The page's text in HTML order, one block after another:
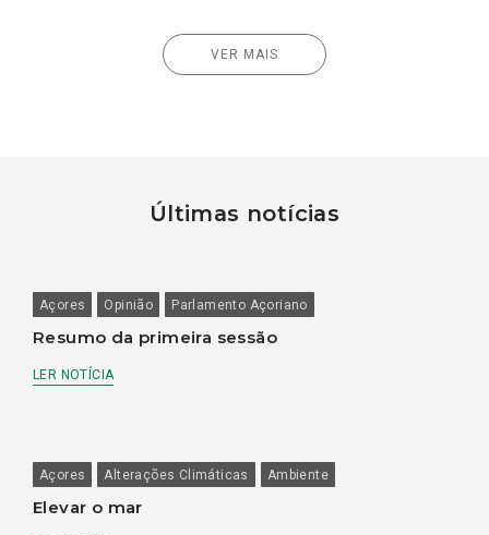
VER MAIS
Últimas notícias
Açores Opinião Parlamento Açoriano
Resumo da primeira sessão
LER NOTÍCIA
Açores Alterações Climáticas Ambiente
Elevar o mar